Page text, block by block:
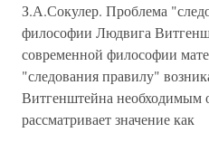
З.А.Сокулер. Проблема
философии Людвига
современной философии
"следования правилу"
Витгенштейна необходимым
рассматривает значение как